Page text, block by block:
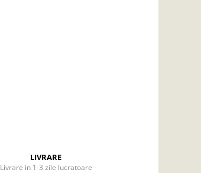
LIVRARE
Livrare in 1-3 zile lucratoare